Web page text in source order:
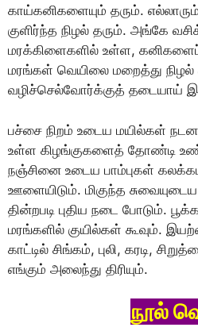
காய்கனிகளையும் தரும். எல்லாரும்
குளிர்ந்த நிழல் தரும். அங்கே
மரக்கிளைகளில் உள்ள,
மரங்கள் வெயிலை மறைத்து நிழல்
வழிச்செல்வோர்க்குத் தடையாய்
பச்சை நிறம் உடைய மயில்கள்
உள்ள கிழங்குகளைத் தோண்டி
நஞ்சினை உடைய பாம்புகள்
ஊளையிடும். மிகுந்த
தின்றபடி புதிய நடை போடும்.
மரங்களில் குயில்கள் கூவும்.
காட்டில் சிங்கம், புலி, கரடி,
எங்கும் அலைந்து திரியும்.
நூல்